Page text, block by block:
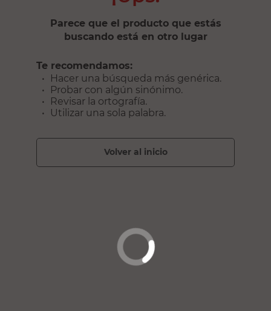
Parece que el producto que estás
buscando está en otro lugar
Te recomendamos:
Hacer una búsqueda más genérica.
Probar con algún sinónimo.
Revisar la ortografía.
Utilizar una sola palabra.
volver al inicio